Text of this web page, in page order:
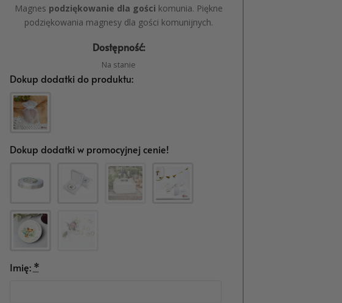
Magnes podziękowanie dla gości komunia. Piękne
podziękowania magnesy dla gości komunijnych.
Dostępność:
Na stanie
Dokup dodatki do produktu:
Dokup dodatki w promocyjnej cenie!
Imię: *